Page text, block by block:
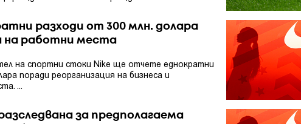
разходи от 300 млн. долара
на работни места
на спортни стоки Nike ще отчете еднократни
поради реорганизация на бизнеса и
...
за предполагаема